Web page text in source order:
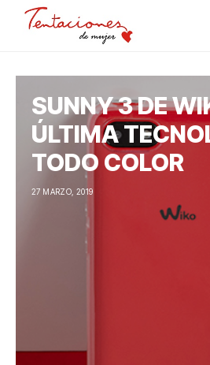
SUNNY 3 DE
ÚLTIMA
TODO COLOR
27 MARZO, 2019